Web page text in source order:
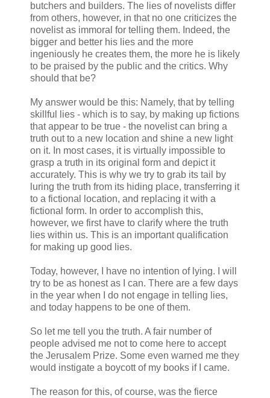
butchers and builders. The lies of novelists differ
from others, however, in that no one criticizes the
novelist as immoral for telling them. Indeed, the
bigger and better his lies and the more
ingeniously he creates them, the more he is likely
to be praised by the public and the critics. Why
should that be?
My answer would be this: Namely, that by telling
skillful lies - which is to say, by making up fictions
that appear to be true - the novelist can bring a
truth out to a new location and shine a new light
on it. In most cases, it is virtually impossible to
grasp a truth in its original form and depict it
accurately. This is why we try to grab its tail by
luring the truth from its hiding place, transferring it
to a fictional location, and replacing it with a
fictional form. In order to accomplish this,
however, we first have to clarify where the truth
lies within us. This is an important qualification
for making up good lies.
Today, however, I have no intention of lying. I will
try to be as honest as I can. There are a few days
in the year when I do not engage in telling lies,
and today happens to be one of them.
So let me tell you the truth. A fair number of
people advised me not to come here to accept
the Jerusalem Prize. Some even warned me they
would instigate a boycott of my books if I came.
The reason for this, of course, was the fierce